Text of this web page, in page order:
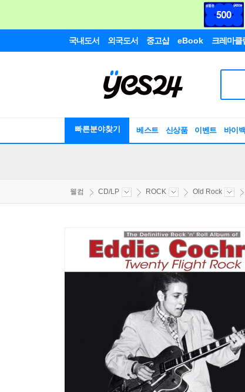
국내도서 외국도서 중고샵 eBook 크레마클
빠른분야찾기 베스트 신상품 이벤트 바이백
웰컴 CD/LP ROCK Old Rock